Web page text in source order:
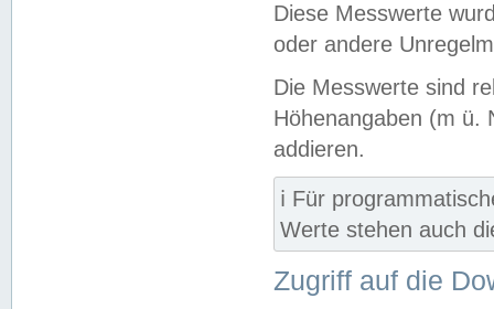
Diese Messwerte
oder andere
Die Messwerte sind
Höhenangaben (m ü.
addieren.
ℹ️ Für
Werte stehen auch
Zugriff auf die